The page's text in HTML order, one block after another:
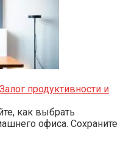
продуктивности и
как выбрать
офиса. Сохраните